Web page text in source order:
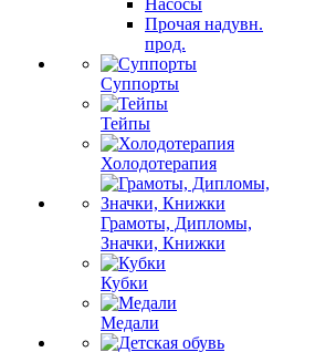
Насосы
Прочая надувн.
прод.
Суппорты
Тейпы
Холодотерапия
Грамоты, Дипломы,
Значки, Книжки
Кубки
Медали